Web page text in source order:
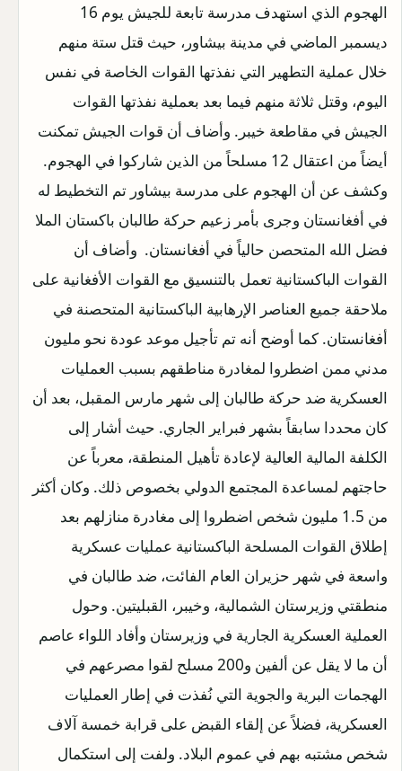
الهجوم الذي استهدف مدرسة تابعة للجيش يوم 16
ديسمبر الماضي في مدينة بيشاور، حيث قتل ستة منهم
خلال عملية التطهير التي نفذتها القوات الخاصة في نفس
اليوم، وقتل ثلاثة منهم فيما بعد بعملية نفذتها القوات
الجيش في مقاطعة خيبر. وأضاف أن قوات الجيش تمكنت
أيضاً من اعتقال 12 مسلحاً من الذين شاركوا في الهجوم.
وكشف عن أن الهجوم على مدرسة بيشاور تم التخطيط له
في أفغانستان وجرى بأمر زعيم حركة طالبان باكستان الملا
فضل الله المتحصن حالياً في أفغانستان. وأضاف أن
القوات الباكستانية تعمل بالتنسيق مع القوات الأفغانية على
ملاحقة جميع العناصر الإرهابية الباكستانية المتحصنة في
أفغانستان. كما أوضح أنه تم تأجيل موعد عودة نحو مليون
مدني ممن اضطروا لمغادرة مناطقهم بسبب العمليات
العسكرية ضد حركة طالبان إلى شهر مارس المقبل، بعد أن
كان محددا سابقاً بشهر فبراير الجاري. حيث أشار إلى
الكلفة المالية العالية لإعادة تأهيل المنطقة، معرباً عن
حاجتهم لمساعدة المجتمع الدولي بخصوص ذلك. وكان أكثر
من 1.5 مليون شخص اضطروا إلى مغادرة منازلهم بعد
إطلاق القوات المسلحة الباكستانية عمليات عسكرية
واسعة في شهر حزيران العام الفائت، ضد طالبان في
منطقتي وزيرستان الشمالية، وخيبر، القبليتين. وحول
العملية العسكرية الجارية في وزيرستان وأفاد اللواء عاصم
أن ما لا يقل عن ألفين و200 مسلح لقوا مصرعهم في
الهجمات البرية والجوية التي نُفذت في إطار العمليات
العسكرية، فضلاً عن إلقاء القبض على قرابة خمسة آلاف
شخص مشتبه بهم في عموم البلاد. ولفت إلى استكمال